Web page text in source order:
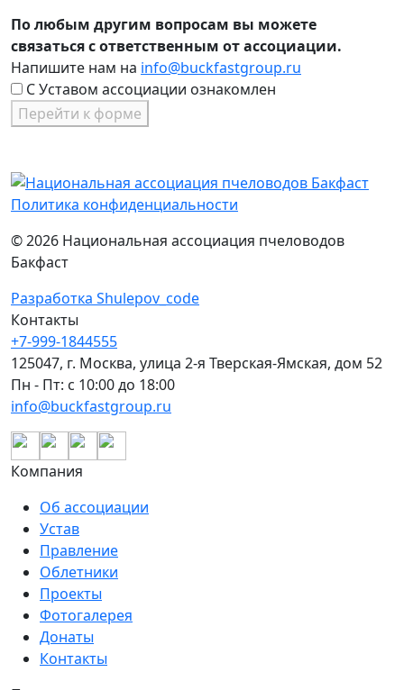
По любым другим вопросам вы можете
связаться с ответственным от ассоциации.
Напишите нам на info@buckfastgroup.ru
С Уставом ассоциации ознакомлен
Перейти к форме
Политика конфиденциальности
© 2026 Национальная ассоциация пчеловодов
Бакфаст
Разработка Shulepov_code
Компания
Об ассоциации
Устав
Правление
Облетники
Проекты
Фотогалерея
Донаты
Контакты
Контакты
+7-999-1844555
125047, г. Москва, улица 2-я Тверская-Ямская, дом 52
Пн - Пт: с 10:00 до 18:00
info@buckfastgroup.ru